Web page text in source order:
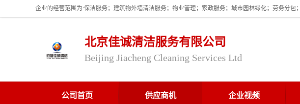
北京佳诚清洁服务有限公司
Beijing Jiacheng Cleaning Services Ltd
公司首页 供应商机 企业视频